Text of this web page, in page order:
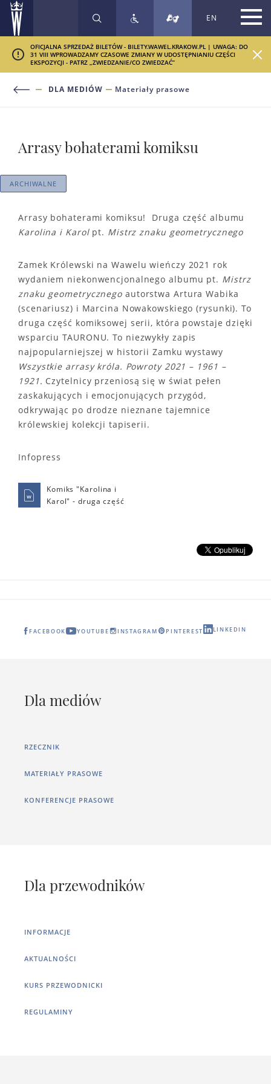
SZUKAJ EN
OFICJALNA SPRZEDAŻ BILETÓW - BILETY.WAWEL.KRAKOW.PL | UWAGA: DO
31 VIII WPROWADZAMY CZASOWE ZMIANY W UDOSTĘPNIANIU CZĘŚCI
EKSPOZYCJI - PATRZ „ZWIEDZANIE/CO ZWIEDZAĆ”
DLA MEDIÓW Materiały prasowe
Arrasy bohaterami komiksu
ARCHIWALNE
Arrasy bohaterami komiksu! Druga część albumu
Karolina i Karol pt. Mistrz znaku geometrycznego
Zamek Królewski na Wawelu wieńczy 2021 rok
wydaniem niekonwencjonalnego al­bumu pt. Mistrz
znaku geometrycznego autorstwa Artura Wabika
(scenariusz) i Mar­cina Nowakowskiego (rysunki). To
druga część komiksowej serii, która powstaje dzięki
wsparciu TAURONU. To niezwykły zapis
najpopularniejszej w his­torii Zamku wystawy
Wszystkie arrasy króla. Powroty 2021 – 1961 –
1921. Czytelnicy przeniosą się w świat pełen
zaskakujących i emocjonujących przygód,
odkrywając po drodze nieznane tajemnice
królewskiej kolekcji tapiserii.
Infopress
Komiks "Karolina i
Karol" - druga część
FACEBOOK YOUTUBE INSTAGRAM PINTEREST LINKEDIN
Dla mediów
RZECZNIK
MATERIAŁY PRASOWE
KONFERENCJE PRASOWE
Dla przewodników
INFORMACJE
AKTUALNOŚCI
KURS PRZEWODNICKI
REGULAMINY